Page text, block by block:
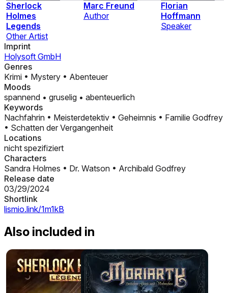
Sherlock
Holmes
Legends
Other Artist
Marc Freund
Author
Florian
Hoffmann
Speaker
Imprint
Holysoft GmbH
Genres
Krimi • Mystery • Abenteuer
Moods
spannend • gruselig • abenteuerlich
Keywords
Nachfahrin • Meisterdetektiv • Geheimnis • Familie Godfrey
• Schatten der Vergangenheit
Locations
nicht spezifiziert
Characters
Sandra Holmes • Dr. Watson • Archibald Godfrey
Release date
03/29/2024
Shortlink
lismio.link/1m1kB
Also included in